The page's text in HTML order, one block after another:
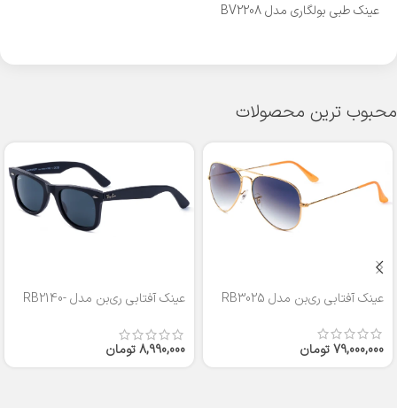
عینک طبی بولگاری مدل BV2208
محبوب ترین محصولات
عینک آفتابی ری‌بن مدل RB3025
79,000,000تومان
عینک آفتابی ری‌بن مدل RB2140-
8,990,000تومان